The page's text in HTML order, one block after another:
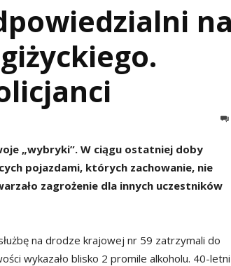
na
„wybryki”. W ciągu ostatniej doby
pojazdami, których zachowanie, nie
zagrożenie dla innych uczestników
na drodze krajowej nr 59 zatrzymali do
wykazało blisko 2 promile alkoholu. 40-letni